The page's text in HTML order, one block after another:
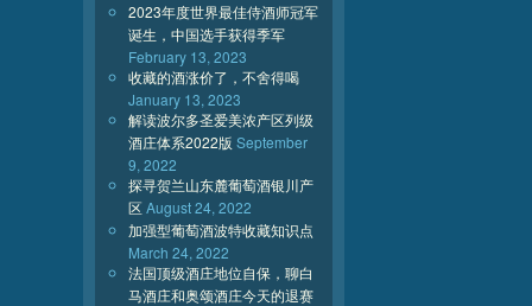
2023年度世界最佳侍酒师冠军
诞生，中国选手获得季军
February 13, 2023
收藏的酒涨价了，不舍得喝
January 13, 2023
解读波尔多圣爱美浓产区列级
酒庄体系2022版 September
9, 2022
探寻贺兰山东麓葡萄酒银川产
区August 24, 2022
加强型葡萄酒波特收藏知识点
March 24, 2022
法国顶级酒庄地位自保，聊白
马酒庄和奥颂酒庄今天的退赛